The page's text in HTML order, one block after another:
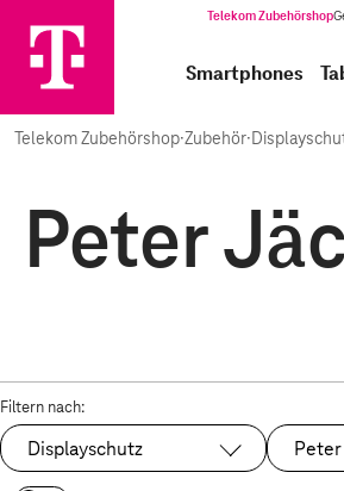
Telekom Zubehörshop
Smartphones
Telekom Zubehörshop·Zubehör·
Peter
Filtern nach:
Ausgewählt:
Displayschutz